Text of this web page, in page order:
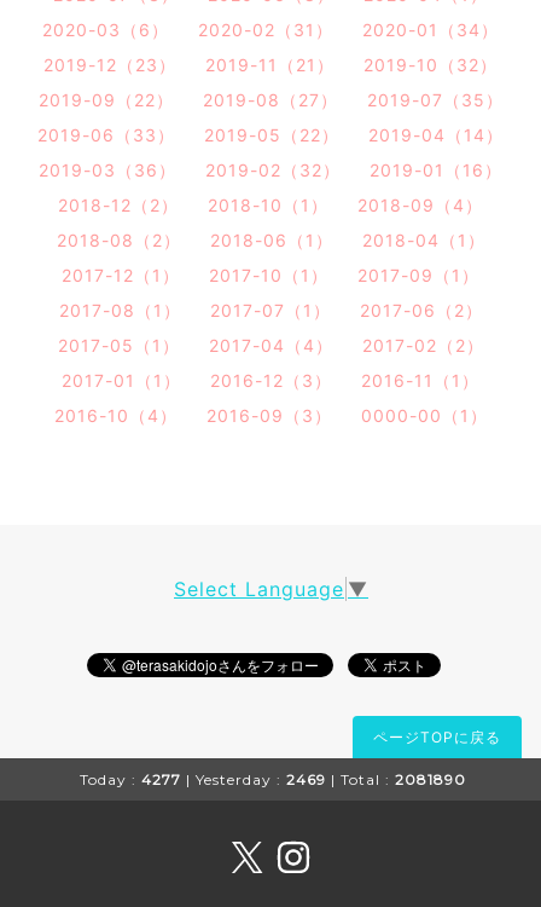
2020-03（6）
2020-02（31）
2020-01（34）
2019-12（23）
2019-11（21）
2019-10（32）
2019-09（22）
2019-08（27）
2019-07（35）
2019-06（33）
2019-05（22）
2019-04（14）
2019-03（36）
2019-02（32）
2019-01（16）
2018-12（2）
2018-10（1）
2018-09（4）
2018-08（2）
2018-06（1）
2018-04（1）
2017-12（1）
2017-10（1）
2017-09（1）
2017-08（1）
2017-07（1）
2017-06（2）
2017-05（1）
2017-04（4）
2017-02（2）
2017-01（1）
2016-12（3）
2016-11（1）
2016-10（4）
2016-09（3） 0000-00（1）
Select Language ▼
ページTOPに戻る
Today : 4277 | Yesterday : 2469 | Total : 2081890